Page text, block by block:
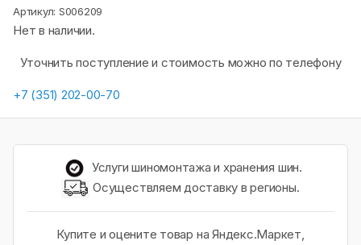
Артикул: S006209
Нет в наличии.
Уточнить поступление и стоимость можно по телефону
+7 (351) 202-00-70
Услуги шиномонтажа и хранения шин.
Осуществляем доставку в регионы.
Купите и оцените товар на Яндекс.Маркет,